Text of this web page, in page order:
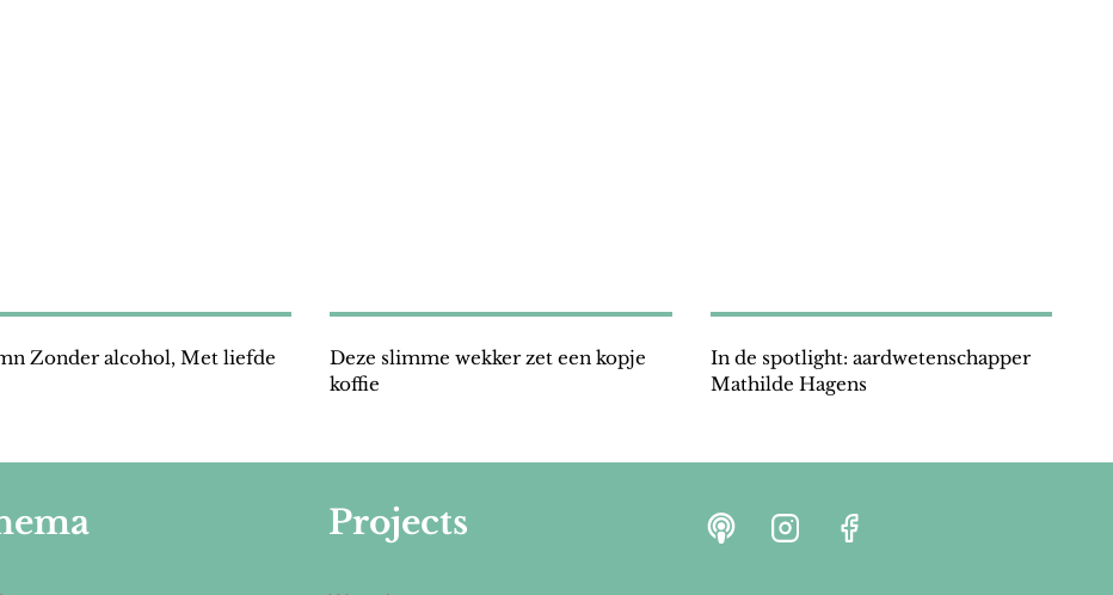
Zonder alcohol, Met liefde
Deze slimme wekker zet een kopje
koffie
In de spotlight: aardwetenschapper
Mathilde Hagens
Projects